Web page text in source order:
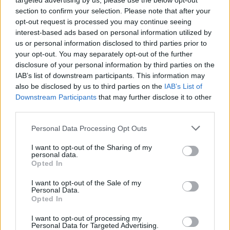
section to confirm your selection. Please note that after your
opt-out request is processed you may continue seeing
interest-based ads based on personal information utilized by
us or personal information disclosed to third parties prior to
your opt-out. You may separately opt-out of the further
disclosure of your personal information by third parties on the
IAB’s list of downstream participants. This information may
also be disclosed by us to third parties on the IAB’s List of
Downstream Participants that may further disclose it to other
Personal Data Processing Opt Outs
I want to opt-out of the Sharing of my
personal data.
Opted In
I want to opt-out of the Sale of my
Personal Data.
Opted In
I want to opt-out of processing my
Personal Data for Targeted Advertising.
Φωτιά σε εγκαταλελειμμένο κτίριο στο Μοσχάτο
ΟΦΗ: Αυτός πρέπει να είναι, καταρχήν, ο στόχος στο
Σούπερ Καπ
08:08
Πυρά σε λύκειο στην Ταϊλάνδη - Τουλάχιστον 2 νεκροί
08:06
Αρκαδική Εθελοθυσία
Τα πρωτοσέλιδα των εφημερίδων
Σεισμός 5,8 βαθμών στις δυτικές Φιλιππίνες